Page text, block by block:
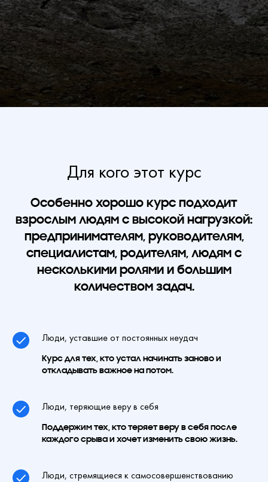
Для кого этот курс
Особенно хорошо курс подходит
взрослым людям с высокой нагрузкой:
предпринимателям, руководителям,
специалистам, родителям, людям с
несколькими ролями и большим
количеством задач.
Люди, уставшие от постоянных неудач
Курс для тех, кто устал начинать заново и
откладывать важное на потом.
Люди, теряющие веру в себя
Поддержим тех, кто теряет веру в себя после
каждого срыва и хочет изменить свою жизнь.
Люди, стремящиеся к самосовершенствованию